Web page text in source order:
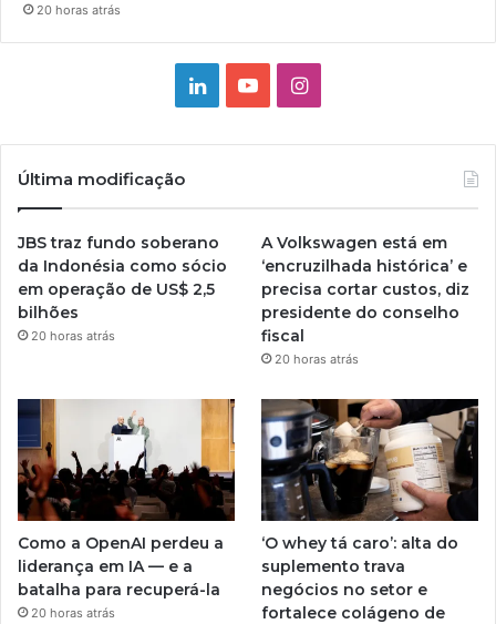
20 horas atrás
LinkedinYouTubeInstagram
Última modificação
JBS traz fundo soberano
da Indonésia como sócio
em operação de US$ 2,5
bilhões
20 horas atrás
A Volkswagen está em
‘encruzilhada histórica’ e
precisa cortar custos, diz
presidente do conselho
fiscal
20 horas atrás
Como a OpenAI perdeu a
liderança em IA — e a
batalha para recuperá-la
20 horas atrás
‘O whey tá caro’: alta do
suplemento trava
negócios no setor e
fortalece colágeno de